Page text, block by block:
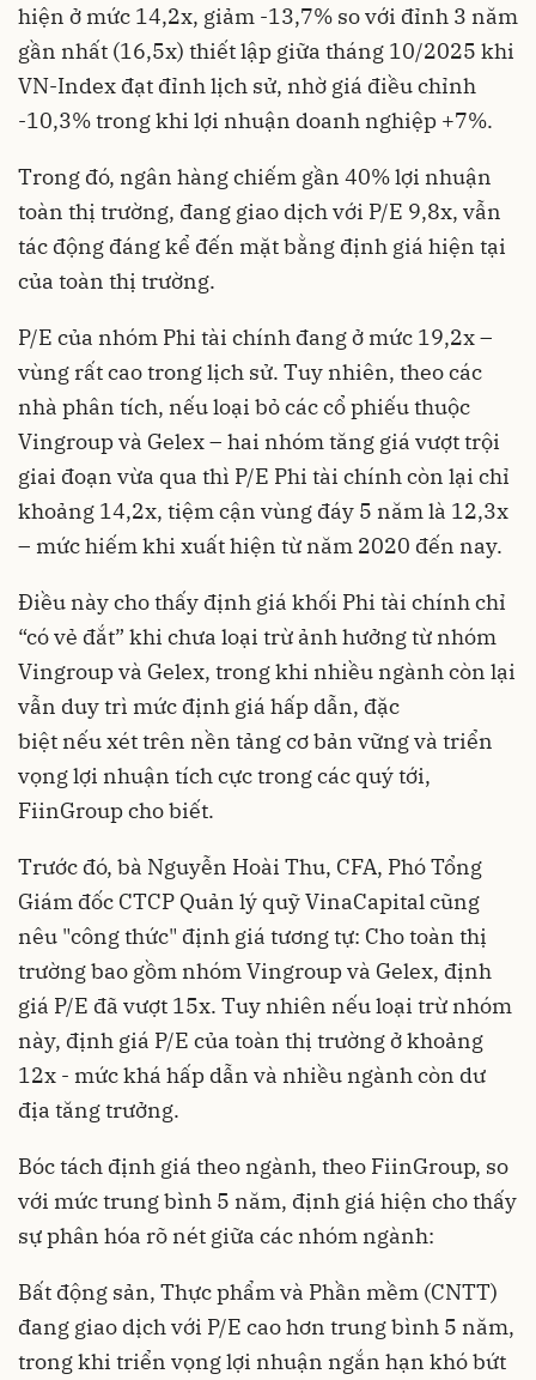
hiện ở mức 14,2x, giảm -13,7% so với đỉnh 3 năm
gần nhất (16,5x) thiết lập giữa tháng 10/2025 khi
VN-Index đạt đỉnh lịch sử, nhờ giá điều chỉnh
-10,3% trong khi lợi nhuận doanh nghiệp +7%.
Trong đó, ngân hàng chiếm gần 40% lợi nhuận
toàn thị trường, đang giao dịch với P/E 9,8x, vẫn
tác động đáng kể đến mặt bằng định giá hiện tại
của toàn thị trường.
P/E của nhóm Phi tài chính đang ở mức 19,2x –
vùng rất cao trong lịch sử. Tuy nhiên, theo các
nhà phân tích, nếu loại bỏ các cổ phiếu thuộc
Vingroup và Gelex – hai nhóm tăng giá vượt trội
giai đoạn vừa qua thì P/E Phi tài chính còn lại chỉ
khoảng 14,2x, tiệm cận vùng đáy 5 năm là 12,3x
– mức hiếm khi xuất hiện từ năm 2020 đến nay.
Điều này cho thấy định giá khối Phi tài chính chỉ
“có vẻ đắt” khi chưa loại trừ ảnh hưởng từ nhóm
Vingroup và Gelex, trong khi nhiều ngành còn lại
vẫn duy trì mức định giá hấp dẫn, đặc
biệt nếu xét trên nền tảng cơ bản vững và triển
vọng lợi nhuận tích cực trong các quý tới,
FiinGroup cho biết.
Trước đó, bà Nguyễn Hoài Thu, CFA, Phó Tổng
Giám đốc CTCP Quản lý quỹ VinaCapital cũng
nêu "công thức" định giá tương tự: Cho toàn thị
trường bao gồm nhóm Vingroup và Gelex, định
giá P/E đã vượt 15x. Tuy nhiên nếu loại trừ nhóm
này, định giá P/E của toàn thị trường ở khoảng
12x - mức khá hấp dẫn và nhiều ngành còn dư
địa tăng trưởng.
Bóc tách định giá theo ngành, theo FiinGroup, so
với mức trung bình 5 năm, định giá hiện cho thấy
sự phân hóa rõ nét giữa các nhóm ngành:
Bất động sản, Thực phẩm và Phần mềm (CNTT)
đang giao dịch với P/E cao hơn trung bình 5 năm,
trong khi triển vọng lợi nhuận ngắn hạn khó bứt